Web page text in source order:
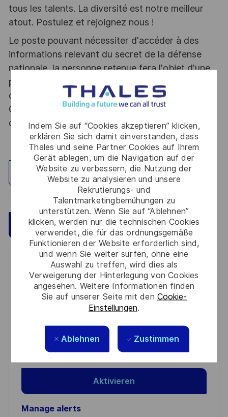
Indem Sie auf “Cookies akzeptieren” klicken,
erklären Sie sich damit einverstanden, dass
Thales und seine Partner Cookies auf Ihrem
Gerät ablegen, um die Navigation auf der
Website zu verbessern, die Nutzung der
Website zu analysieren und unsere
Rekrutierungs- und
Talentmarketingbemühungen zu
unterstützen. Wenn Sie auf “Ablehnen”
klicken, werden nur die technischen Cookies
verwendet, die für das ordnungsgemäße
Funktionieren der Website erforderlich sind,
und wenn Sie weiter surfen, ohne eine
Auswahl zu treffen, wird dies als
Verweigerung der Hinterlegung von Cookies
angesehen. Weitere Informationen finden
Sie auf unserer Seite mit den Cookie-
Einstellungen.
Ablehnen Zustimmen
tous les talents. La diversité est notre meilleur
atout. Postulez et rejoignez nous !
Le poste pouvant nécessiter d'accéder à des
informations relevant du secret de la défense
nationale, la personne retenue fera l'objet d'une
procédure d’habilitation, conformément aux
dispositions des articles R.2311-1 et suivants du
Code de la défense et de l’IGI 1300 SGDSN/PSE
du 09 août 2021.
Standort erkunden
Jetzt bewerben Speichern
Get notified for similar jobs
You'll receive updates once a week
(Required)
Prüfen Sie die Bedingungen für die Verarbeitung
Aktivieren
Manage alerts